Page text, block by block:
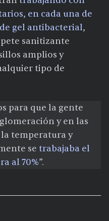
en cada una de
gel antibacterial,
sanitizante
amplios y
tipo de
para que la gente
y en las
temperatura y
se trabajaba el
al 70%”.